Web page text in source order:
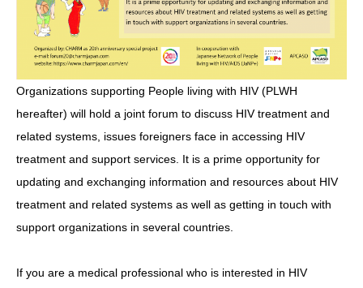
Organizations supporting People living with HIV (PLWH
hereafter) will hold a joint forum to discuss HIV treatment and
related systems, issues foreigners face in accessing HIV
treatment and support services. It is a prime opportunity for
updating and exchanging information and resources about HIV
treatment and related systems as well as getting in touch with
support organizations in several countries.
If you are a medical professional who is interested in HIV